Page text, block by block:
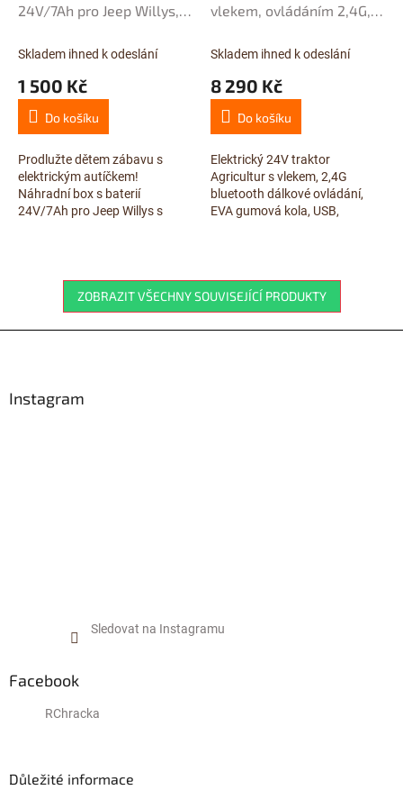
24V/7Ah pro Jeep Willys, s
Skladem ihned k odeslání
1 500 Kč
Do košíku
Prodlužte dětem zábavu s
elektrickým autíčkem!
Náhradní box s baterií
24V/7Ah pro Jeep Willys s
vlekem, ovládáním 2,4G,
2x200W, červený
Skladem ihned k odeslání
8 290 Kč
Do košíku
Elektrický 24V traktor
Agricultur s vlekem, 2,4G
bluetooth dálkové ovládání,
EVA gumová kola, USB,
ZOBRAZIT VŠECHNY SOUVISEJÍCÍ PRODUKTY
Instagram
Sledovat na Instagramu
Facebook
RChracka
Důležité informace